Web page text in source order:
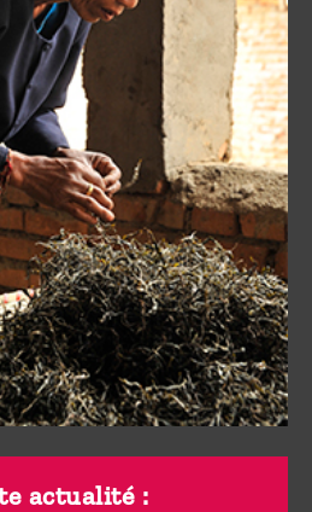
actualité :